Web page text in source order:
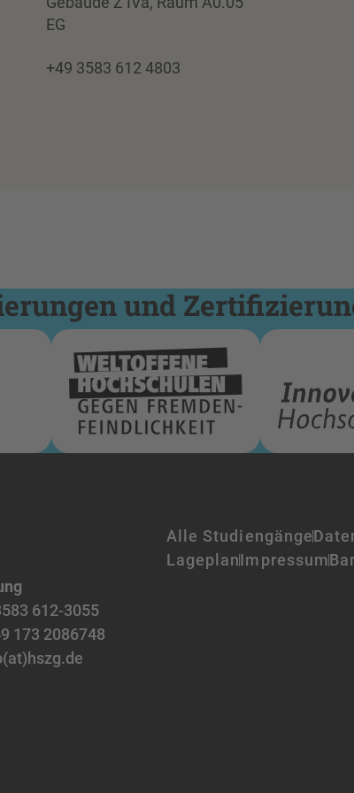
EG
+49 3583 612 4803
und
612-3055
173 2086748
Alle Studiengänge
LageplanImpressum